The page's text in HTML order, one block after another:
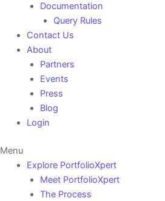
Documentation
Query Rules
Contact Us
About
Partners
Events
Press
Blog
Login
Menu
Explore PortfolioXpert
Meet PortfolioXpert
The Process